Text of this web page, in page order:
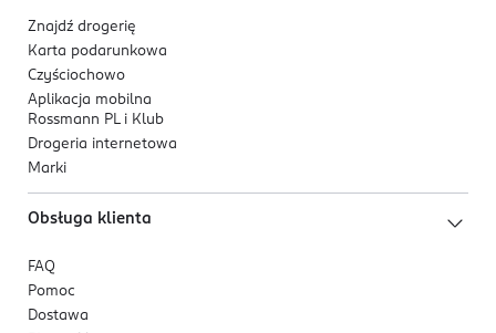
Znajdź drogerię
Karta podarunkowa
Czyściochowo
Aplikacja mobilna
Rossmann PL i Klub
Drogeria internetowa
Marki
Obsługa klienta
FAQ
Pomoc
Dostawa